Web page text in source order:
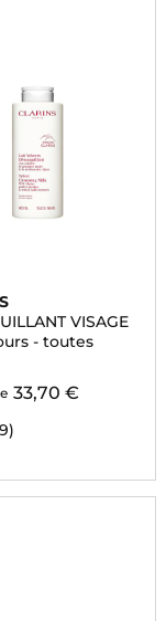
VISAGE
- toutes
33,70 €